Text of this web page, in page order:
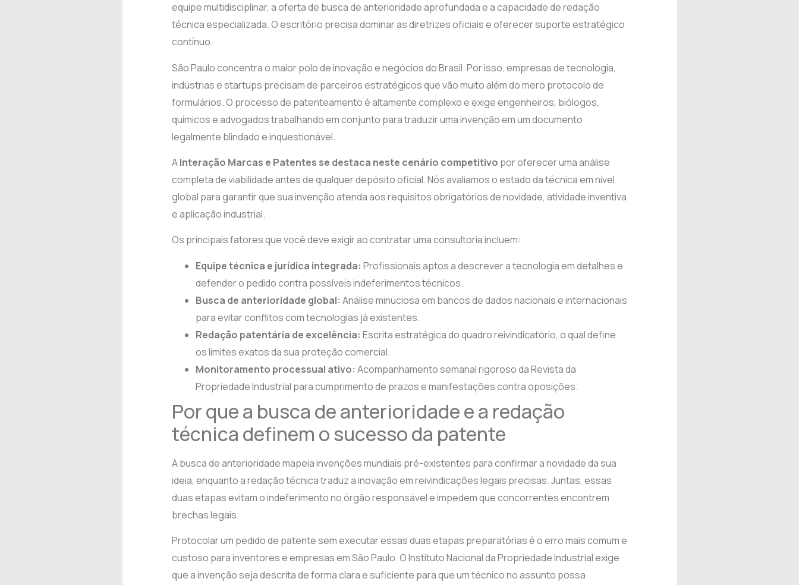
equipe multidisciplinar, a oferta de busca de anterioridade aprofundada e a capacidade de redação
técnica especializada. O escritório precisa dominar as diretrizes oficiais e oferecer suporte estratégico
contínuo.
São Paulo concentra o maior polo de inovação e negócios do Brasil. Por isso, empresas de tecnologia,
indústrias e startups precisam de parceiros estratégicos que vão muito além do mero protocolo de
formulários. O processo de patenteamento é altamente complexo e exige engenheiros, biólogos,
químicos e advogados trabalhando em conjunto para traduzir uma invenção em um documento
legalmente blindado e inquestionável.
AInteração Marcas e Patentes se destaca neste cenário competitivo por oferecer uma análise
completa de viabilidade antes de qualquer depósito oficial. Nós avaliamos o estado da técnica em nível
global para garantir que sua invenção atenda aos requisitos obrigatórios de novidade, atividade inventiva
e aplicação industrial.
Os principais fatores que você deve exigir ao contratar uma consultoria incluem:
Equipe técnica e jurídica integrada: Profissionais aptos a descrever a tecnologia em detalhes e
defender o pedido contra possíveis indeferimentos técnicos.
Busca de anterioridade global: Análise minuciosa em bancos de dados nacionais e internacionais
para evitar conflitos com tecnologias já existentes.
Redação patentária de excelência: Escrita estratégica do quadro reivindicatório, o qual define
os limites exatos da sua proteção comercial.
Monitoramento processual ativo: Acompanhamento semanal rigoroso da Revista da
Propriedade Industrial para cumprimento de prazos e manifestações contra oposições.
Por que a busca de anterioridade e a redação
técnica definem o sucesso da patente
A busca de anterioridade mapeia invenções mundiais pré-existentes para confirmar a novidade da sua
ideia, enquanto a redação técnica traduz a inovação em reivindicações legais precisas. Juntas, essas
duas etapas evitam o indeferimento no órgão responsável e impedem que concorrentes encontrem
brechas legais.
Protocolar um pedido de patente sem executar essas duas etapas preparatórias é o erro mais comum e
custoso para inventores e empresas em São Paulo. O Instituto Nacional da Propriedade Industrial exige
que a invenção seja descrita de forma clara e suficiente para que um técnico no assunto possa